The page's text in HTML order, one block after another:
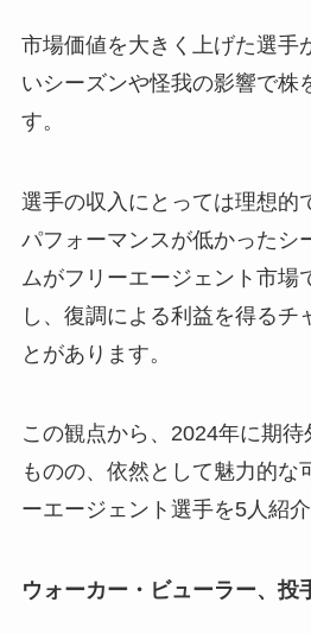
市場価値を大きく上げた選手
いシーズンや怪我の影響で株
す。
選手の収入にとっては理想的
パフォーマンスが低かったシ
ムがフリーエージェント市場
し、復調による利益を得るチ
とがあります。
この観点から、2024年に期
ものの、依然として魅力的な
ーエージェント選手を5人紹介
ウォーカー・ビューラー、投